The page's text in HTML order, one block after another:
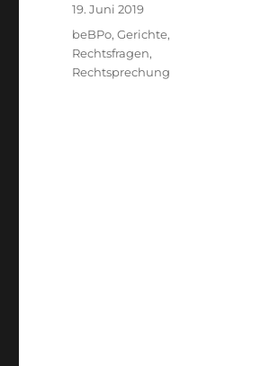
Veröffentlicht
am
19. Juni 2019
Kategorien
beBPo,Gerichte,
Rechtsfragen,
Rechtsprechung